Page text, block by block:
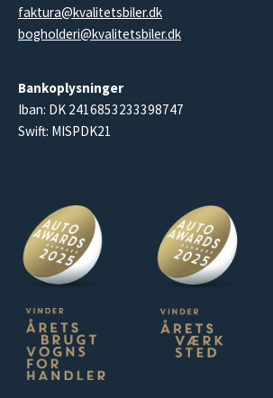
faktura@kvalitetsbiler.dk
bogholderi@kvalitetsbiler.dk
Bankoplysninger
Iban: DK 2416853233398747
Swift: MISPDK21